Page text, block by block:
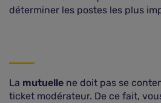
déterminer les postes les plus
La mutuelle ne doit pas se
ticket modérateur. De ce fait,